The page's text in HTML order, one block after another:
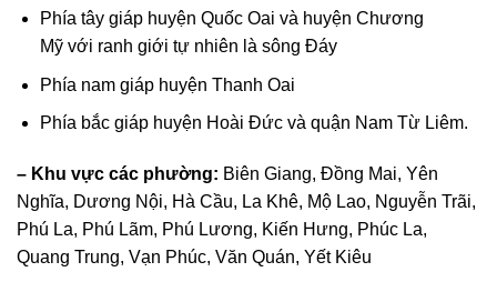
Phía tây giáp huyện Quốc Oai và huyện Chương
Mỹvới ranh giới tự nhiên là sông Đáy
Phía nam giáp huyện Thanh Oai
Phía bắc giáp huyện Hoài Đứcvà quận Nam Từ Liêm.
– Khu vực các phường: Biên Giang, Đồng Mai, Yên
Nghĩa, Dương Nội, Hà Cầu, La Khê, Mộ Lao, Nguyễn Trãi,
Phú La, Phú Lãm, Phú Lương, Kiến Hưng, Phúc La,
Quang Trung, Vạn Phúc, Văn Quán, Yết Kiêu